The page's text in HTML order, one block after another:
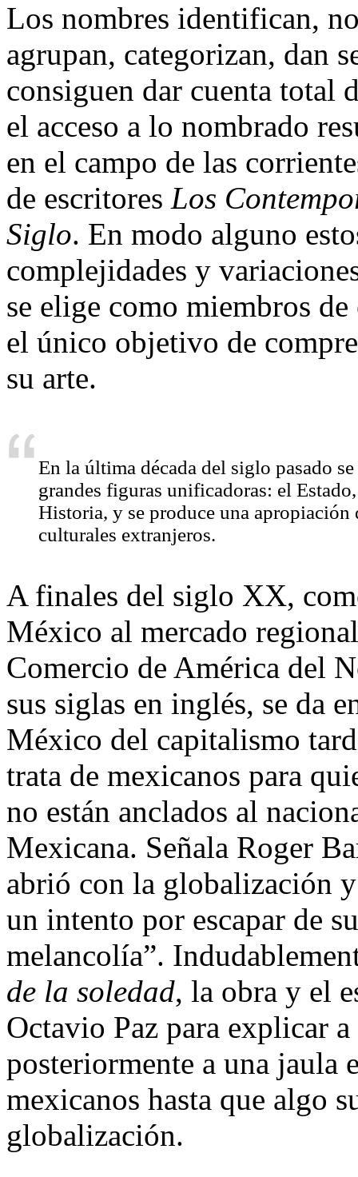
Los nombres identifican,
agrupan, categorizan, dan
consiguen dar cuenta total
el acceso a lo nombrado
en el campo de las
de escritores Los
Siglo. En modo alguno
complejidades y
se elige como miembros
el único objetivo de
su arte.
En la última década del siglo pasado
grandes figuras unificadoras: el
Historia, y se produce una apropiación
culturales extranjeros.
A finales del siglo XX,
México al mercado
Comercio de América del
sus siglas en inglés, se da
México del capitalismo
trata de mexicanos para
no están anclados al
Mexicana. Señala Roger
abrió con la globalización
un intento por escapar de
melancolía”.
de la soledad, la obra y el
Octavio Paz para explicar
posteriormente a una jaula
mexicanos hasta que algo
globalización.